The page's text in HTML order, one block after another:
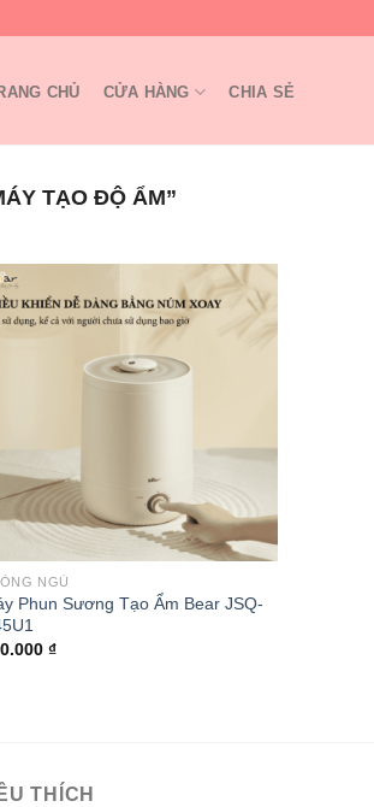
CHỦ CỬA HÀNG CHIA SẺ
TẠO ĐỘ ẨM”
NGỦ
Phun Sương Tạo Ẩm Bear JSQ-
₫
THÍCH